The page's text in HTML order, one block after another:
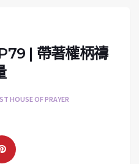
| 帶著權柄禱
HOUSE OF PRAYER